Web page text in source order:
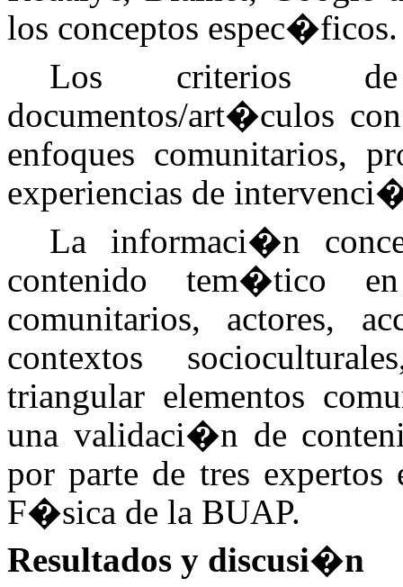
los conceptos espec�ficos.
Los criterios de
documentos/art�culos
enfoques comunitarios,
experiencias de
La informaci�n
contenido tem�tico
comunitarios, actores,
contextos
triangular elementos
una validaci�n de
por parte de tres
F�sica de la BUAP.
Resultados y discusi�n